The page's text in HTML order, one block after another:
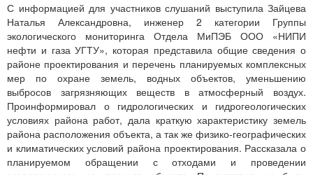
С информацией для участников слушаний выступила Зайцева
Наталья Александровна, инженер 2 категории Группы
экологического мониторинга Отдела МиПЭБ ООО «НИПИ
нефти и газа УГТУ», которая представила общие сведения о
районе проектирования и перечень планируемых комплексных
мер по охране земель, водных объектов, уменьшению
выбросов загрязняющих веществ в атмосферный воздух.
Проинформировал о гидрологических и гидрогеологических
условиях района работ, дала краткую характеристику земель
района расположения объекта, а так же физико-географических
и климатических условий района проектирования. Рассказала о
планируемом обращении с отходами и проведении